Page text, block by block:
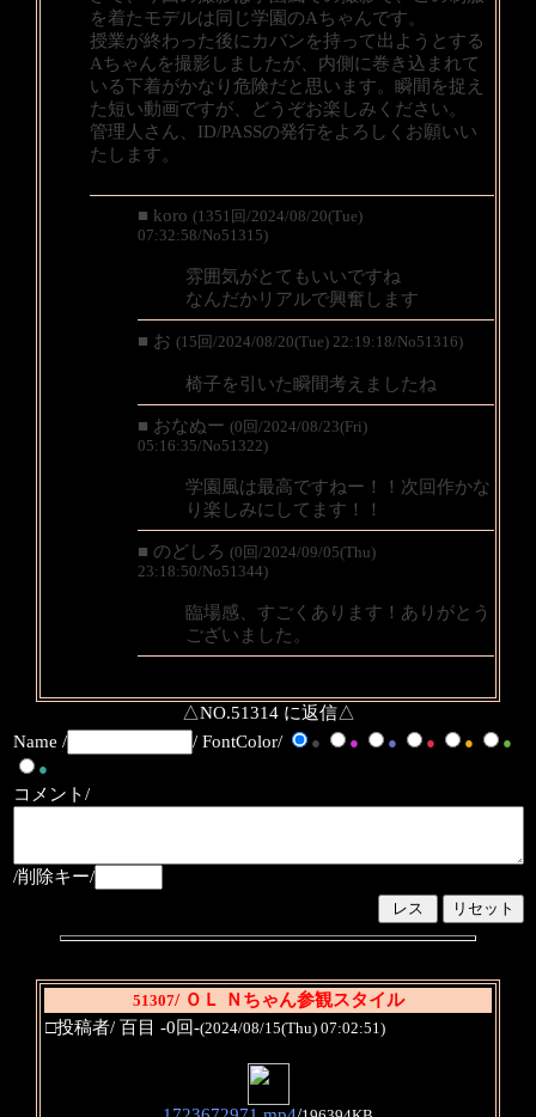
を着たモデルは同じ学園のAちゃんです。
授業が終わった後にカバンを持って出ようとする
Aちゃんを撮影しましたが、内側に巻き込まれて
いる下着がかなり危険だと思います。瞬間を捉え
た短い動画ですが、どうぞお楽しみください。
管理人さん、ID/PASSの発行をよろしくお願いい
たします。
■ koro (1351回/2024/08/20(Tue)
07:32:58/No51315)
雰囲気がとてもいいですね
なんだかリアルで興奮します
■ お (15回/2024/08/20(Tue) 22:19:18/No51316)
椅子を引いた瞬間考えましたね
■ おなぬー (0回/2024/08/23(Fri)
05:16:35/No51322)
学園風は最高ですねー！！次回作かな
り楽しみにしてます！！
■ のどしろ (0回/2024/09/05(Thu)
23:18:50/No51344)
臨場感、すごくあります！ありがとう
ございました。
△NO.51314 に返信△
Name /
/ FontColor/ ● ● ● ● ●
●
●
コメント/
/削除キー/
51307/ ＯＬ Ｎちゃん参観スタイル
□投稿者/ 百目 -0回-(2024/08/15(Thu) 07:02:51)